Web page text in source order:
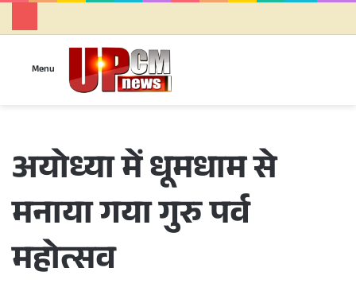
Menu
अयोध्या में धूमधाम से
मनाया गया गुरु पर्व
महोत्सव